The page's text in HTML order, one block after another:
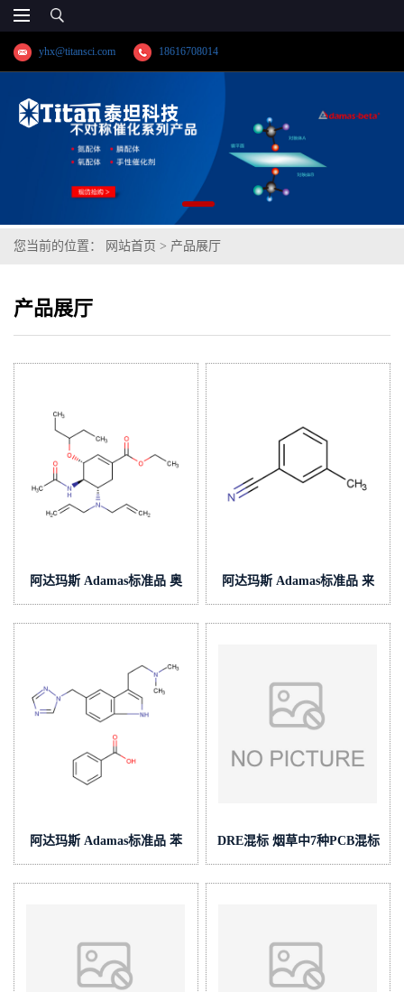
yhx@titansci.com 18616708014
您当前的位置： 网站首页 > 产品展厅
产品展厅
阿达玛斯 Adamas标准品 奥
司他韦杂质43,cas号:651324-
阿达玛斯 Adamas标准品 来
曲唑杂质2,cas号:620-22-4,货
阿达玛斯 Adamas标准品 苯
甲酸利扎曲坦,cas号:145202-
DRE混标 烟草中7种PCB混标
(PCB